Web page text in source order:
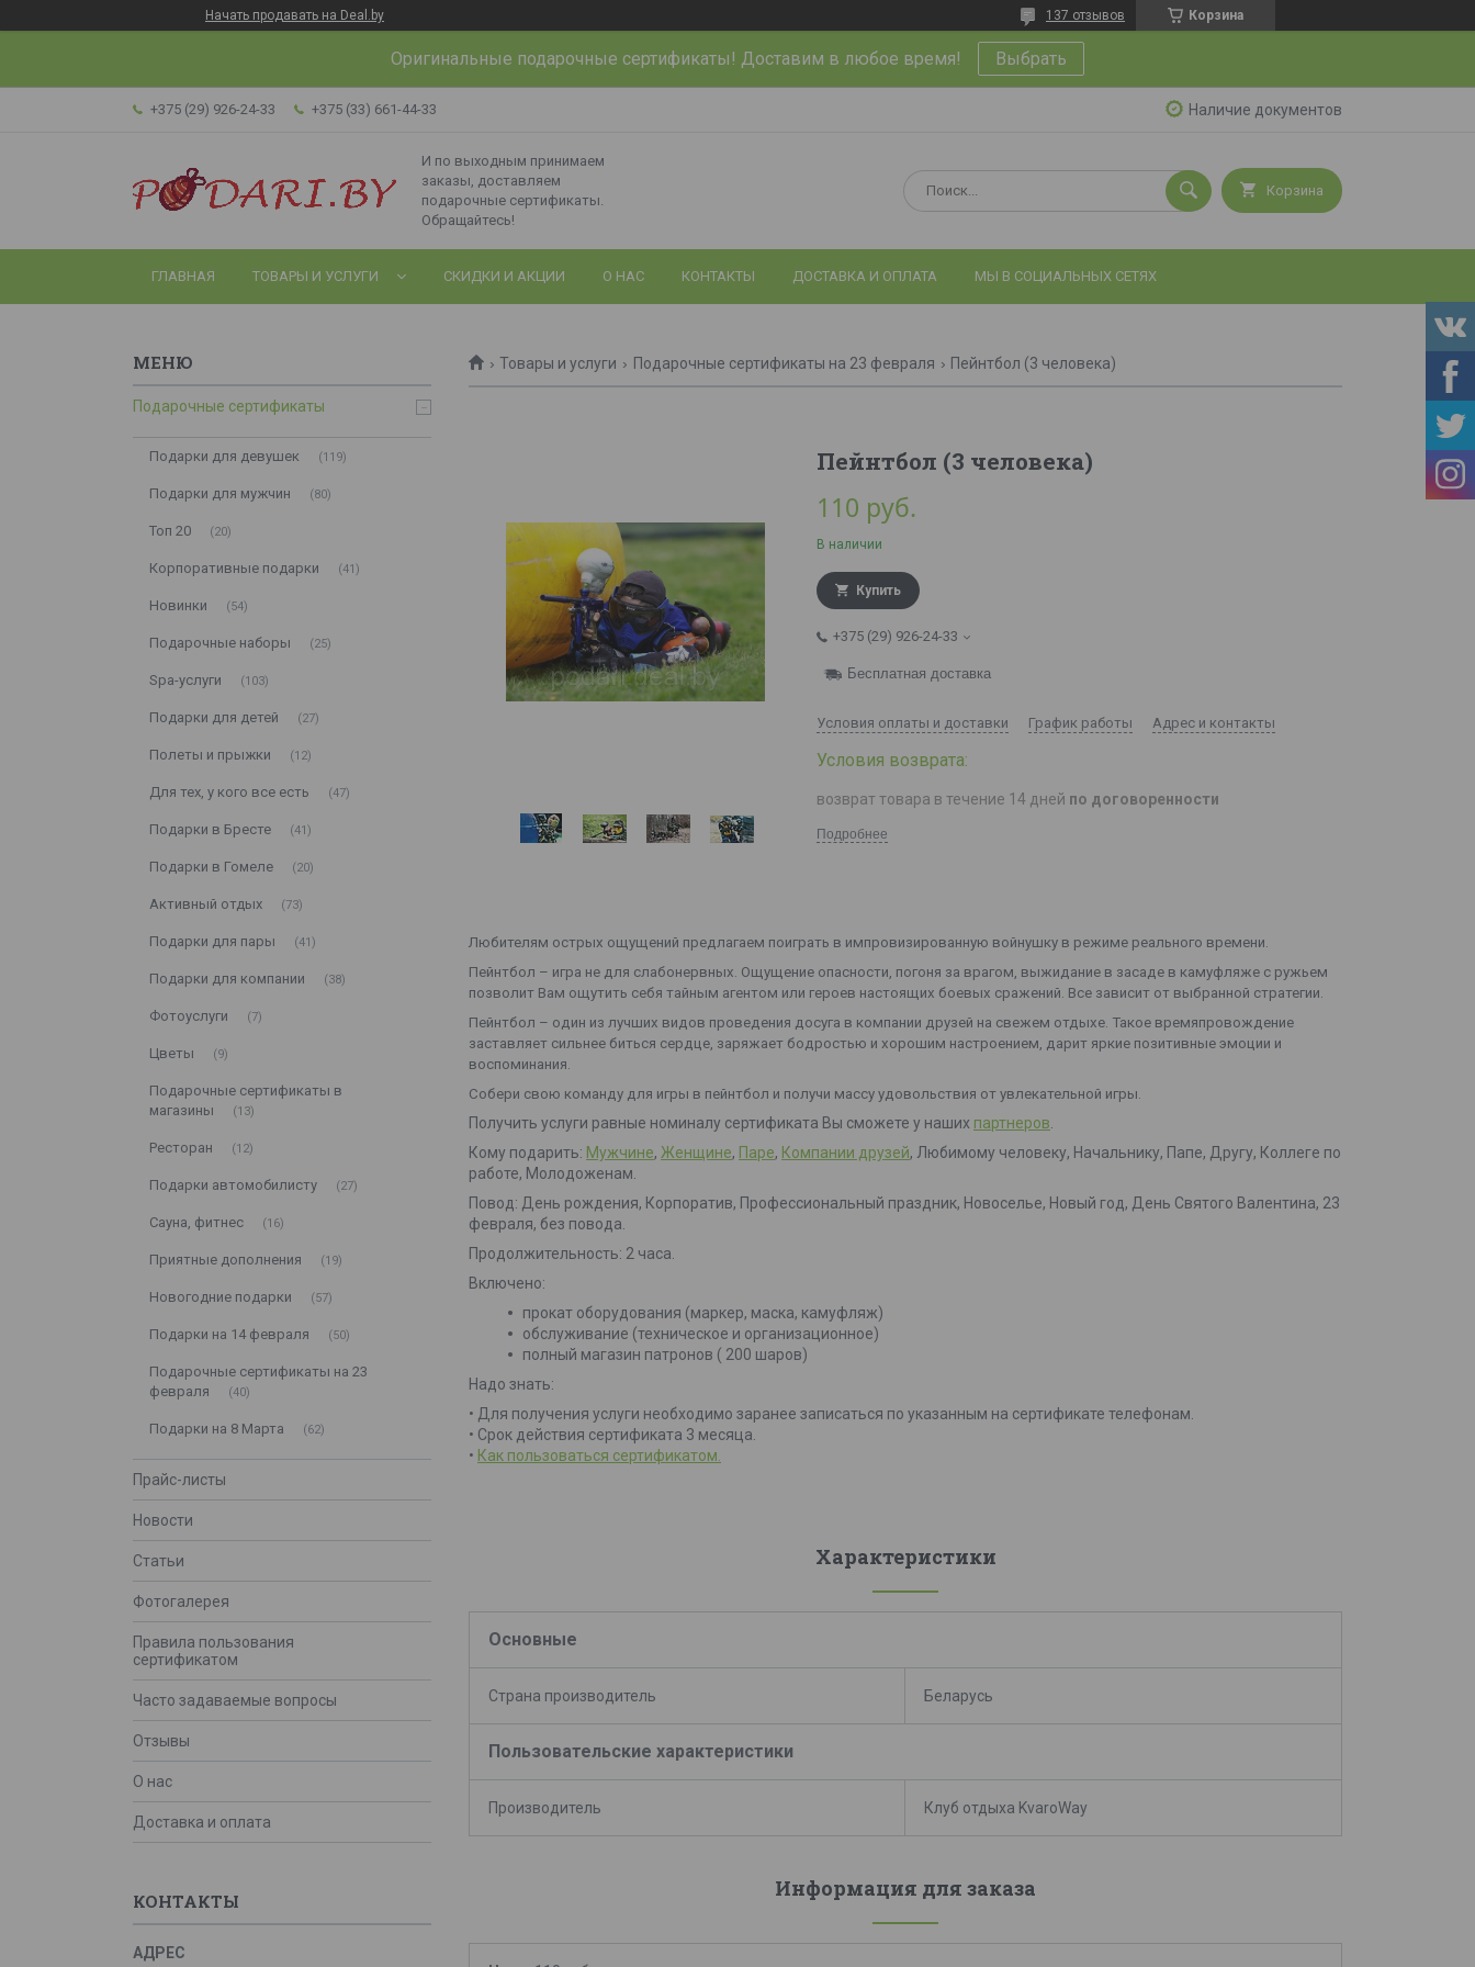
Начать продавать на Deal.by Корзина
137 отзывов
Оригинальные подарочные сертификаты! Доставим в любое время! Выбрать
+375 (29) 926-24-33 +375 (33) 661-44-33 Наличие документов
И по выходным принимаем
заказы, доставляем
подарочные сертификаты.
Обращайтесь!
Корзина
ГЛАВНАЯ ТОВАРЫ И УСЛУГИ СКИДКИ И АКЦИИ О НАС КОНТАКТЫ ДОСТАВКА И ОПЛАТА МЫ В СОЦИАЛЬНЫХ СЕТЯХ
Товары и услуги Подарочные сертификаты на 23 февраля Пейнтбол (3 человека)
Пейнтбол (3 человека)
110 руб.
В наличии
Купить
+375 (29) 926-24-33
Бесплатная доставка
Условия оплаты и доставки График работы Адрес и контакты
возврат товара в течение 14 дней по договоренности
Подробнее
Любителям острых ощущений предлагаем поиграть в импровизированную войнушку в режиме реального времени.
Пейнтбол – игра не для слабонервных. Ощущение опасности, погоня за врагом, выжидание в засаде в камуфляже с ружьем
позволит Вам ощутить себя тайным агентом или героев настоящих боевых сражений. Все зависит от выбранной стратегии.
Пейнтбол – один из лучших видов проведения досуга в компании друзей на свежем отдыхе. Такое времяпровождение
заставляет сильнее биться сердце, заряжает бодростью и хорошим настроением, дарит яркие позитивные эмоции и
воспоминания.
Собери свою команду для игры в пейнтбол и получи массу удовольствия от увлекательной игры.
Получить услуги равные номиналу сертификата Вы сможете у наших партнеров
Кому подарить: Мужчине, Женщине, Паре, Компании друзей, Любимому человеку, Начальнику, Папе, Другу, Коллеге по
работе, Молодоженам.
Повод: День рождения, Корпоратив, Профессиональный праздник, Новоселье, Новый год, День Святого Валентина, 23
февраля, без повода.
Продолжительность: 2 часа.
Включено:
прокат оборудования (маркер, маска, камуфляж)
обслуживание (техническое и организационное)
полный магазин патронов ( 200 шаров)
Надо знать:
• Для получения услуги необходимо заранее записаться по указанным на сертификате телефонам.
• Срок действия сертификата 3 месяца.
• Как пользоваться сертификатом.
Характеристики
Основные
Страна производитель Беларусь
Пользовательские характеристики
Производитель Клуб отдыха KvaroWay
Информация для заказа
Подарочные сертификаты
Подарки для девушек 119
Подарки для мужчин 80
Топ 20 20
Корпоративные подарки 41
Новинки 54
Подарочные наборы 25
Spa-услуги 103
Подарки для детей 27
Полеты и прыжки 12
Для тех, у кого все есть 47
Подарки в Бресте 41
Подарки в Гомеле 20
Активный отдых 73
Подарки для пары 41
Подарки для компании 38
Фотоуслуги 7
Цветы 9
Подарочные сертификаты в
магазины
13
Ресторан 12
Подарки автомобилисту 27
Сауна, фитнес 16
Приятные дополнения 19
Новогодние подарки 57
Подарки на 14 февраля 50
Подарочные сертификаты на 23
февраля
40
Подарки на 8 Марта 62
Прайс-листы
Новости
Статьи
Фотогалерея
Правила пользования
сертификатом
Часто задаваемые вопросы
Отзывы
О нас
Доставка и оплата
КОНТАКТЫ